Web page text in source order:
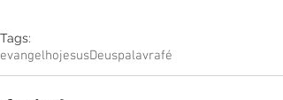
Tags:
evangelhojesusDeuspalavrafé